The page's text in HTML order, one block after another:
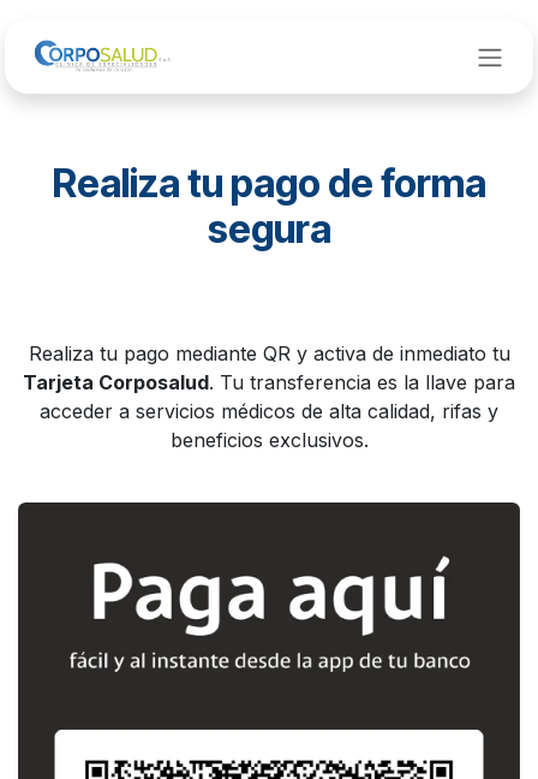
Realiza tu pago de forma
segura
Realiza tu pago mediante QR y activa de inmediato tu
Tarjeta Corposalud. Tu transferencia es la llave para
acceder a servicios médicos de alta calidad, rifas y
beneficios exclusivos.